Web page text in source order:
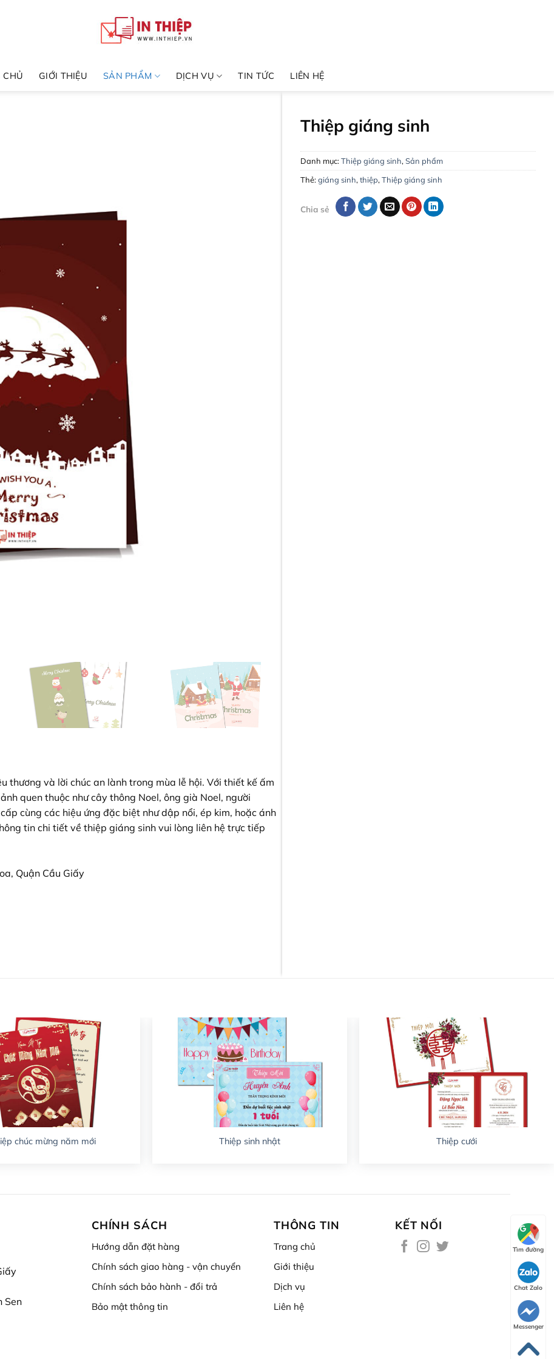
CHỦ GIỚI THIỆU SẢN PHẨM DỊCH VỤ TIN TỨC LIÊN HỆ
thương và lời chúc an lành trong mùa lễ hội. Với thiết kế ấm
quen thuộc như cây thông Noel, ông già Noel, người
cùng các hiệu ứng đặc biệt như dập nổi, ép kim, hoặc ánh
tin chi tiết về thiệp giáng sinh vui lòng liên hệ trực tiếp
Quận Cầu Giấy
Thiệp giáng sinh
Danh mục:Thiệp giáng sinh, Sản phẩm
Thẻ:giáng sinh, thiệp, Thiệp giáng sinh
Chia sẻ
chúc mừng năm mới Thiệp sinh nhật Thiệp cưới
Sen
CHÍNH SÁCH
Hướng dẫn đặt hàng
Chính sách giao hàng - vận chuyển
Chính sách bảo hành - đổi trả
Bảo mật thông tin
THÔNG TIN
Trang chủ
Giới thiệu
Dịch vụ
Liên hệ
KẾT NỐI
Tìm đường
Chat Zalo
Messenger